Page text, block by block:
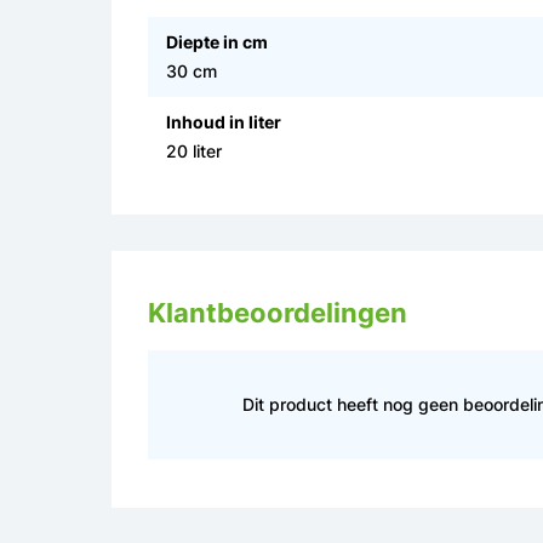
Diepte in cm
30 cm
Inhoud in liter
20 liter
Klantbeoordelingen
Dit product heeft nog geen